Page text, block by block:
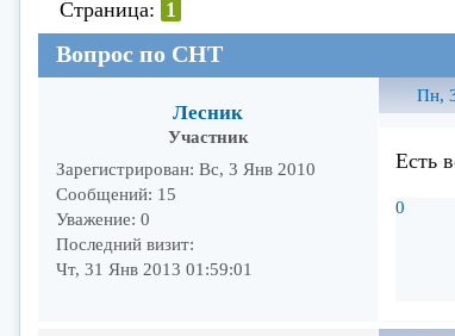
Вопрос по СНТ
Страница: 1
Пн,
Лесник
Участник
Зарегистрирован: Вс, 3 Янв 2010
Сообщений: 15
Уважение: 0
Последний визит:
Чт, 31 Янв 2013 01:59:01
Есть
0